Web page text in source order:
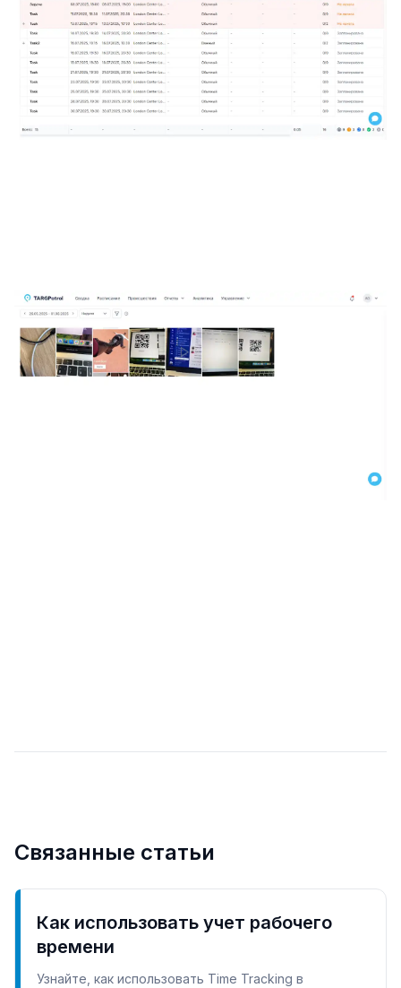
Связанные статьи
Как использовать учет рабочего
времени
Узнайте, как использовать Time Tracking в